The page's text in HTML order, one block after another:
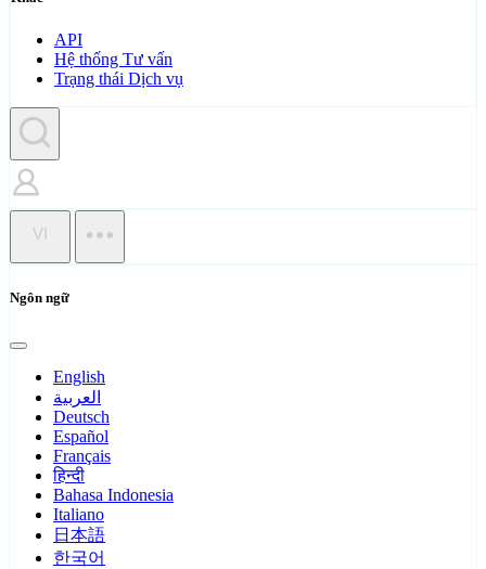
API
Hệ thống Tư vấn
Trạng thái Dịch vụ
VI
Ngôn ngữ
English
العربية
Deutsch
Español
Français
हिन्दी
Bahasa Indonesia
Italiano
日本語
한국어